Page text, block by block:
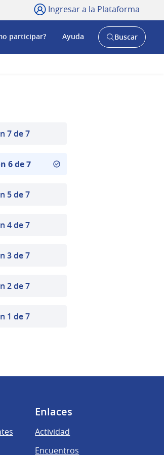
Ingresar a la Plataforma
participar? Ayuda
AbrirBuscar
7 de 7
6 de 7
5 de 7
4 de 7
3 de 7
2 de 7
1 de 7
Enlaces
Actividad
Encuentros